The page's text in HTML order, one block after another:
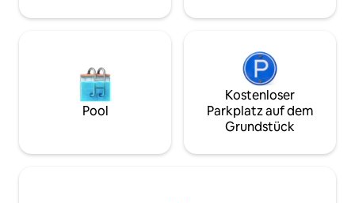
Partylichtern zu entspannen.
Handtücher und
willkommen!
Pool
Kostenloser
Parkplatz auf dem
Grundstück